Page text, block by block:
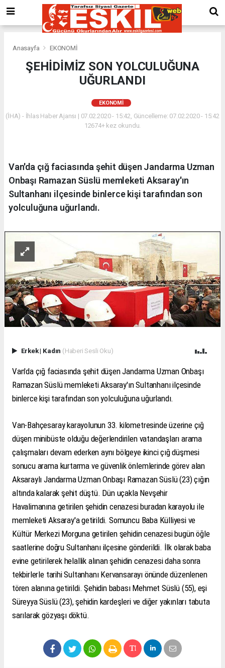
Anasayfa EKONOMİ
ŞEHİDİMİZ SON YOLCULUĞUNA
UĞURLANDI
EKONOMİ
(İHA) - İhlas Haber Ajansı | 07.02.2020 - 15:42, Güncelleme: 07.02.2020 - 15:42
12674+ kez okundu.
Van'da çığ faciasında şehit düşen Jandarma Uzman
Onbaşı Ramazan Süslü memleketi Aksaray'ın
Sultanhanı ilçesinde binlerce kişi tarafından son
yolculuğuna uğurlandı.
Erkek| Kadın (Haberi Sesli Oku)
Van'da çığ faciasında şehit düşen Jandarma Uzman Onbaşı
Ramazan Süslü memleketi Aksaray'ın Sultanhanı ilçesinde
binlerce kişi tarafından son yolculuğuna uğurlandı.
Van-Bahçesaray karayolunun 33. kilometresinde üzerine çığ
düşen minibüste olduğu değerlendirilen vatandaşları arama
çalışmaları devam ederken aynı bölgeye ikinci çığ düşmesi
sonucu arama kurtarma ve güvenlik önlemlerinde görev alan
Aksaraylı Jandarma Uzman Onbaşı Ramazan Süslü (23) çığın
altında kalarak şehit düştü. Dün uçakla Nevşehir
Havalimanına getirilen şehidin cenazesi buradan karayolu ile
memleketi Aksaray'a getirildi. Somuncu Baba Külliyesi ve
Kültür Merkezi Morguna getirilen şehidin cenazesi bugün öğle
saatlerine doğru Sultanhanı ilçesine gönderildi. İlk olarak baba
evine getirilerek helallik alınan şehidin cenazesi daha sonra
tekbirlerle tarihi Sultanhanı Kervansarayı önünde düzenlenen
tören alanına getirildi. Şehidin babası Mehmet Süslü (55), eşi
Süreyya Süslü (23), şehidin kardeşleri ve diğer yakınları tabuta
sarılarak gözyaşı döktü.